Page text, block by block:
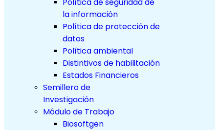
la información
Política de protección de
datos
Política ambiental
Distintivos de habilitación
Estados Financieros
Semillero de
Investigación
Módulo de Trabajo
Biosoftgen